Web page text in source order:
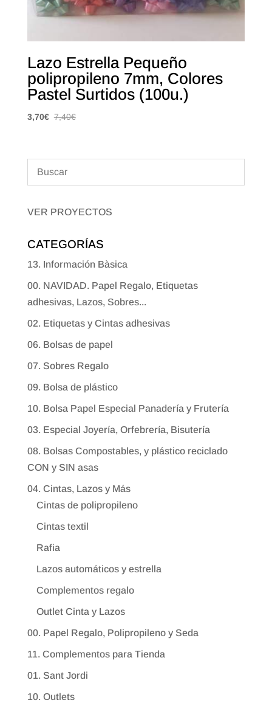
Lazo Estrella Pequeño
polipropileno 7mm, Colores
Pastel Surtidos (100u.)
3,70€ 7,40€
VER PROYECTOS
CATEGORÍAS
13. Información Bàsica
00. NAVIDAD. Papel Regalo, Etiquetas
adhesivas, Lazos, Sobres...
02. Etiquetas y Cintas adhesivas
06. Bolsas de papel
07. Sobres Regalo
09. Bolsa de plástico
10. Bolsa Papel Especial Panadería y Frutería
03. Especial Joyería, Orfebrería, Bisutería
08. Bolsas Compostables, y plástico reciclado
CON y SIN asas
04. Cintas, Lazos y Más
Cintas de polipropileno
Cintas textil
Rafia
Lazos automáticos y estrella
Complementos regalo
Outlet Cinta y Lazos
00. Papel Regalo, Polipropileno y Seda
11. Complementos para Tienda
01. Sant Jordi
10. Outlets